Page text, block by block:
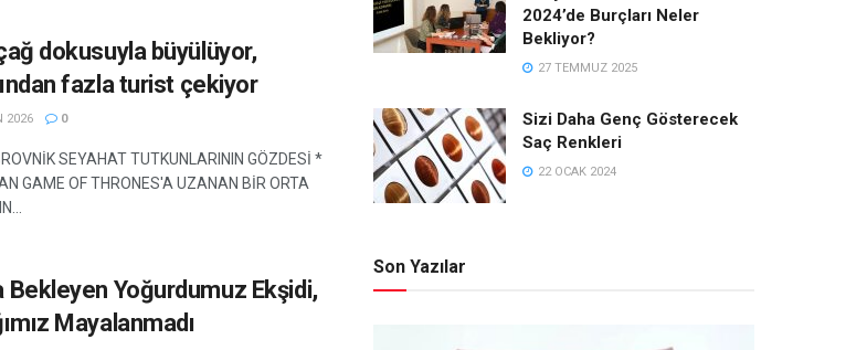
dokusuyla büyülüyor,
fazla turist çekiyor
2026 0
SEYAHAT TUTKUNLARININ GÖZDESİ *
GAME OF THRONES'A UZANAN BİR ORTA
Bekleyen Yoğurdumuz Ekşidi,
Mayalanmadı
2024’de Burçları Neler
Bekliyor?
27 TEMMUZ 2025
Sizi Daha Genç Gösterecek
Saç Renkleri
22 OCAK 2024
Son Yazılar